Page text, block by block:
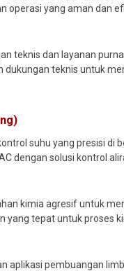
operasi yang aman dan
teknis dan layanan
dukungan teknis untuk
suhu yang presisi di
dengan solusi kontrol
kimia agresif untuk
yang tepat untuk proses
aplikasi pembuangan